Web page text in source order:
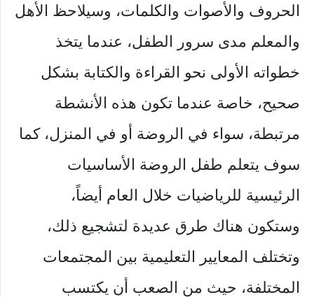
الحروف والأصوات والكلمات، وسيلاحظ الأهل
والمعلم مدى سرور الطفل، عندما يتخذ
خطواته الأولى نحو القراءة والكتابة بشكل
صحيح، خاصة عندما تكون هذه الأنشطة
مرتبطة، سواء في الروضة أو في المنزل، كما
سوف يتعلم طفل الروضة الأساسيات
الرئيسية للرياضيات خلال العام أيضاً،
وستكون هناك طرق عديدة لتشجيع ذلك،
وتختلف المعايير التعليمية بين المجتمعات
المختلفة، حيث من الصعب أن يكتسب